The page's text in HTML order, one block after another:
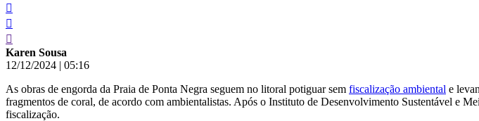
Karen Sousa
12/12/2024 | 05:16
As obras de engorda da Praia de Ponta Negra seguem no litoral potiguar sem fiscalização ambiental e
fragmentos de coral, de acordo com ambientalistas. Após o Instituto de Desenvolvimento Sustentável e
fiscalização.